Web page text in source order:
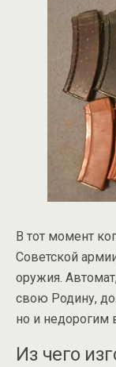
В тот момент
Советской
оружия.
свою Родину,
но и недорогим
Из чего